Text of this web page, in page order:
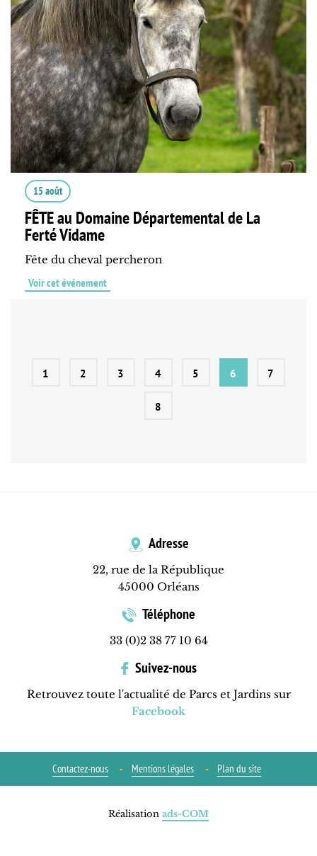
15 août
FÊTE au Domaine Départemental de La
Ferté Vidame
Fête du cheval percheron
Voir cet événement
1 2 3 4 5 6 7
8
Adresse
22, rue de la République
45000 Orléans
Téléphone
33 (0)2 38 77 10 64
Suivez-nous
Retrouvez toute l'actualité de Parcs et Jardins sur
Facebook
Contactez-nous Mentions légales Plan du site
Réalisation ads-COM